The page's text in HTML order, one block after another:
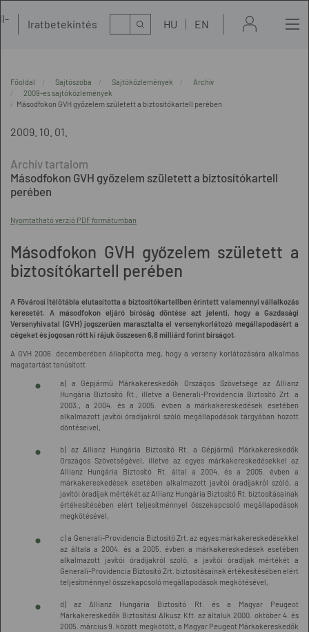
Iratbetekintés Kereső HU EN
Főoldal Sajtószoba Sajtóközlemények
Archív
2009-es sajtóközlemények
Másodfokon GVH győzelem született a biztosítókartell perében
2009. 10. 01.
Másodfokon GVH győzelem született a biztosítókartell
perében
Nyomtatható verzió PDF formátumban
Másodfokon GVH győzelem született a
biztosítókartell perében
A Fővárosi Ítélőtábla elutasította a biztosítókartellben érintett valamennyi vállalkozás
keresetét. A másodfokon eljáró bíróság döntése azt jelenti, hogy a Gazdasági
Versenyhivatal (GVH) jogszerűen marasztalta el versenykorlátozó megállapodásért a
cégeket és jogosan rótt ki rájuk összesen 6,8 milliárd forint bírságot.
A GVH 2006. decemberében állapította meg, hogy a verseny korlátozására alkalmas
magatartást tanúsított
a) a Gépjármű Márkakereskedők Országos Szövetsége az Allianz
Hungária Biztosító Rt., illetve a Generali-Providencia Biztosító Zrt. a
2003., a 2004. és a 2005. évben a márkakereskedések esetében
alkalmazott javítói óradíjakról szóló megállapodások tárgyában hozott
döntéseivel,
b) az Allianz Hungária Biztosító Rt. a Gépjármű Márkakereskedők
Országos Szövetségével, illetve az egyes márkakereskedésekkel az
Allianz Hungária Biztosító Rt. által a 2004. és a 2005. évben a
márkakereskedések esetében alkalmazott javítói óradíjakról szóló, a
javítói óradíjak mértékét az Allianz Hungária Biztosító Rt. biztosításainak
értékesítésében elért teljesítménnyel összekapcsoló megállapodások
megkötésével,
c) a Generali-Providencia Biztosító Zrt. az egyes márkakereskedésekkel
az általa a 2004. és a 2005. évben a márkakereskedések esetében
alkalmazott javítói óradíjakról szóló, a javítói óradíjak mértékét a
Generali-Providencia Biztosító Zrt. biztosításainak értékesítésében elért
teljesítménnyel összekapcsoló megállapodások megkötésével,
d) az Allianz Hungária Biztosító Rt. és a Magyar Peugeot
Márkakereskedők Biztosítási Alkusz Kft. az általuk 2000. október 4. és
2005. március 9. között megkötött, a Magyar Peugeot Márkakereskedők